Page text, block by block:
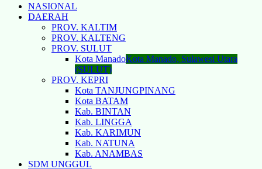
NASIONAL
DAERAH
PROV. KALTIM
PROV. KALTENG
PROV. SULUT
Kota ManadoKota Manado, Sulawesi Utara
(SULUT)
PROV. KEPRI
Kota TANJUNGPINANG
Kota BATAM
Kab. BINTAN
Kab. LINGGA
Kab. KARIMUN
Kab. NATUNA
Kab. ANAMBAS
SDM UNGGUL